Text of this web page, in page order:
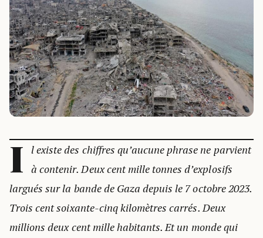
I
l existe des chiffres qu’aucune phrase ne parvient
à contenir. Deux cent mille tonnes d’explosifs
largués sur la bande de Gaza depuis le 7 octobre 2023.
Trois cent soixante-cinq kilomètres carrés. Deux
millions deux cent mille habitants. Et un monde qui